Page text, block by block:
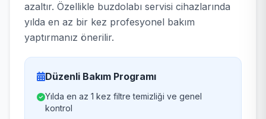
azaltır. Özellikle buzdolabı servisi cihazlarında
yılda en az bir kez profesyonel bakım
yaptırmanız önerilir.
Düzenli Bakım Programı
Yılda en az 1 kez filtre temizliği ve genel
kontrol